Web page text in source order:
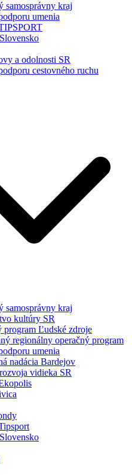
samosprávny kraj
umenia
a odolnosti SR
cestovného ruchu
samosprávny kraj
kultúry SR
program Ľudské zdroje
regionálny operačný program
umenia
nadácia Bardejov
vidieka SR